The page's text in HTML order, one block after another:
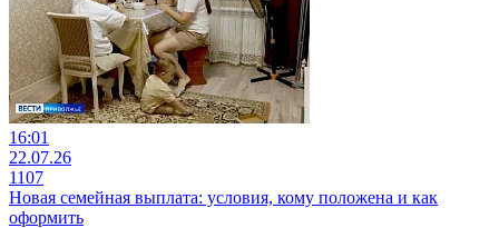
16:01
22.07.26
1107
Новая семейная выплата: условия, кому положена и как
оформить